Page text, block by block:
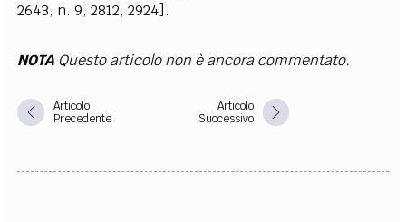
2643, n. 9, 2812, 2924].
NOTA Questo articolo non è ancora commentato.
Articolo
Precedente
Articolo
Successivo